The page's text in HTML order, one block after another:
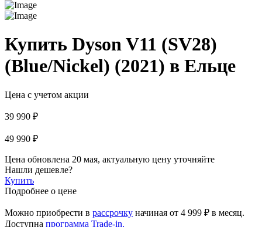
Купить Dyson V11 (SV28)
(Blue/Nickel) (2021) в Ельце
Цена с учетом акции
39 990 ₽
49 990 ₽
Цена обновлена 20 мая, актуальную цену уточняйте
Нашли дешевле?
Купить
Подробнее о цене
Можно приобрести в рассрочку начиная от 4 999 ₽ в месяц.
Доступна программа Trade-in.